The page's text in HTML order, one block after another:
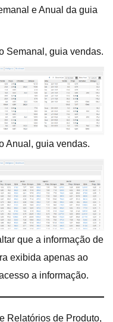
e Anual da guia
Semanal, guia vendas.
Anual, guia vendas.
que a informação de
exibida apenas ao
a informação.
Relatórios de Produto,